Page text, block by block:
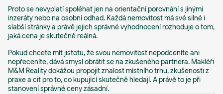
Proto se nevyplatí spoléhat jen na orientační porovnání s jinými
inzeráty nebo na osobní odhad. Každá nemovitost má své silné i
slabší stránky a právě jejich správné vyhodnocení rozhoduje o tom,
jaká cena je skutečně reálná.
Pokud chcete mít jistotu, že svou nemovitost nepodceníte ani
nepřeceníte, dává smysl obrátit se na zkušeného partnera. Makléři
M&M Reality dokážou propojit znalost místního trhu, zkušenosti z
praxe a cit pro to, co kupující skutečně hledají. A právě to je při
stanovení správné ceny zásadní.